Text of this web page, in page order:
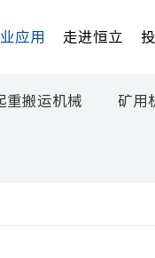
应用 走进恒立
重搬运机械 矿用